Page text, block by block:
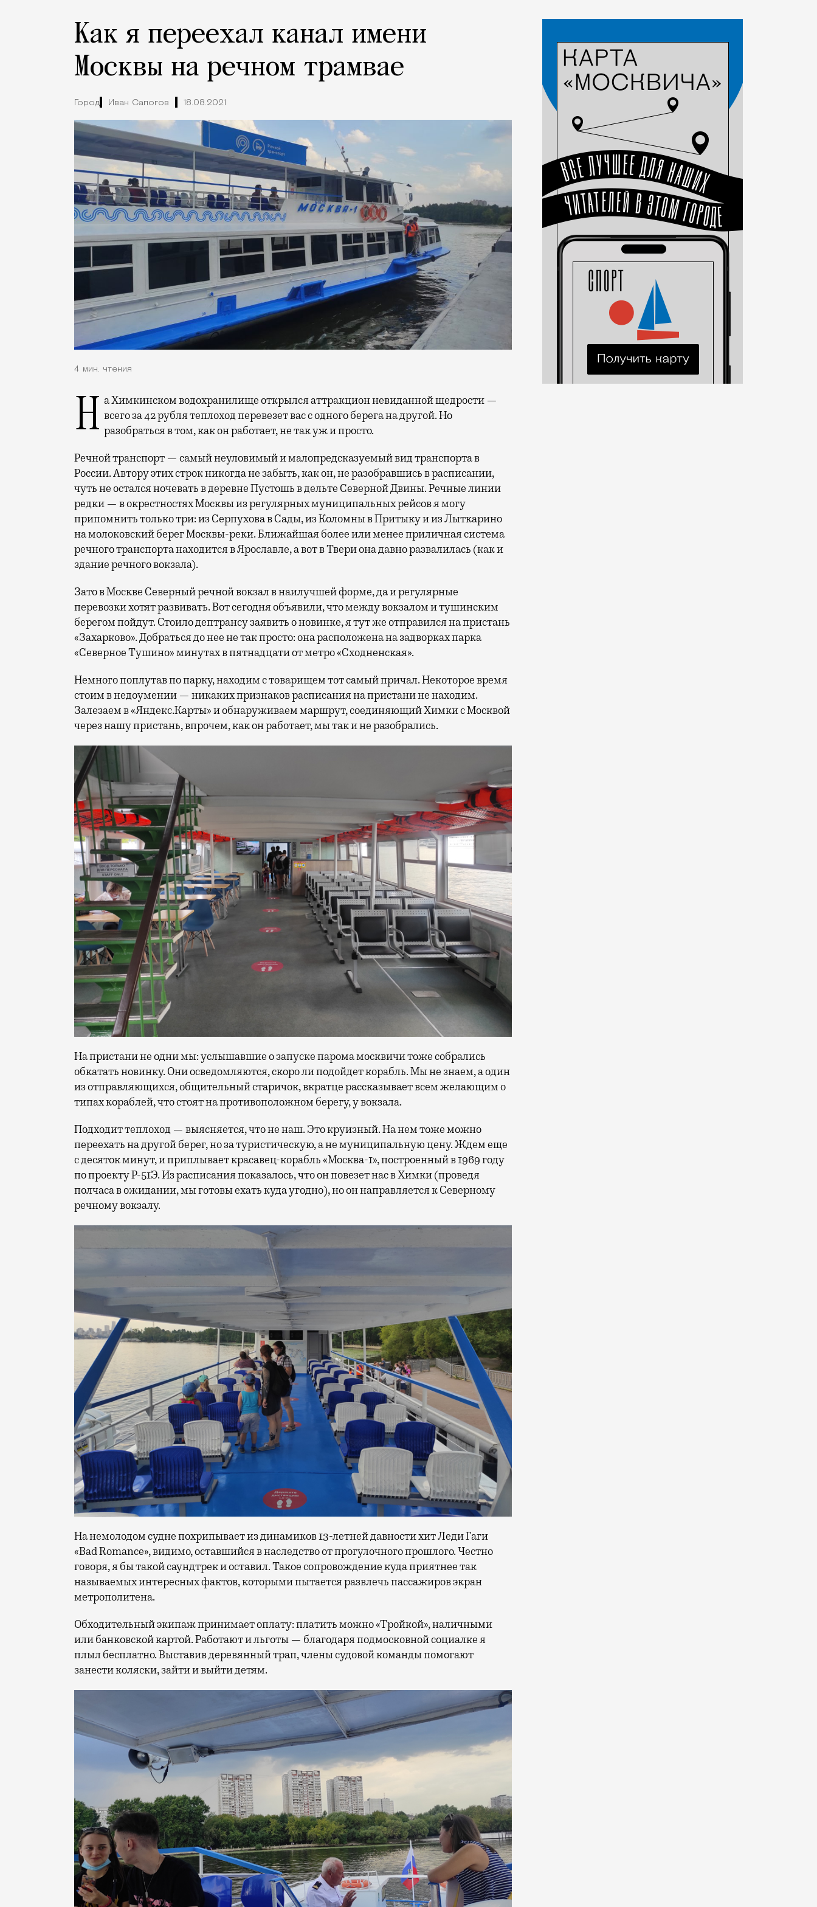
Как я переехал канал имени
Москвы на речном трамвае
Город Иван Сапогов 18.08.2021
4 мин. чтения
На Химкинском водохранилище открылся аттракцион невиданной щедрости — всего за 42 рубля теплоход перевезет вас с одного берега на другой. Но
разобраться в том, как он работает, не так уж и просто.
Речной транспорт — самый неуловимый и малопредсказуемый вид транспорта в
России. Автору этих строк никогда не забыть, как он, не разобравшись в расписании,
чуть не остался ночевать в деревне Пустошь в дельте Северной Двины. Речные линии
редки — в окрестностях Москвы из регулярных муниципальных рейсов я могу
припомнить только три: из Серпухова в Сады, из Коломны в Притыку и из Лыткарино
на молоковский берег Москвы-реки. Ближайшая более или менее приличная система
речного транспорта находится в Ярославле, а вот в Твери она давно развалилась (как и
здание речного вокзала).
Зато в Москве Северный речной вокзал в наилучшей форме, да и регулярные
перевозки хотят развивать. Вот сегодня объявили, что между вокзалом и тушинским
берегом пойдут. Стоило дептрансу заявить о новинке, я тут же отправился на пристань
«Захарково». Добраться до нее не так просто: она расположена на задворках парка
«Северное Тушино» минутах в пятнадцати от метро «Сходненская».
Немного поплутав по парку, находим с товарищем тот самый причал. Некоторое время
стоим в недоумении — никаких признаков расписания на пристани не находим.
Залезаем в «Яндекс.Карты» и обнаруживаем маршрут, соединяющий Химки с Москвой
через нашу пристань, впрочем, как он работает, мы так и не разобрались.
На пристани не одни мы: услышавшие о запуске парома москвичи тоже собрались
обкатать новинку. Они осведомляются, скоро ли подойдет корабль. Мы не знаем, а один
из отправляющихся, общительный старичок, вкратце рассказывает всем желающим о
типах кораблей, что стоят на противоположном берегу, у вокзала.
Подходит теплоход — выясняется, что не наш. Это круизный. На нем тоже можно
переехать на другой берег, но за туристическую, а не муниципальную цену. Ждем еще
с десяток минут, и приплывает красавец-корабль «Москва-1», построенный в 1969 году
по проекту Р-51Э. Из расписания показалось, что он повезет нас в Химки (проведя
полчаса в ожидании, мы готовы ехать куда угодно), но он направляется к Северному
речному вокзалу.
На немолодом судне похрипывает из динамиков 13-летней давности хит Леди Гаги
«Bad Romance», видимо, оставшийся в наследство от прогулочного прошлого. Честно
говоря, я бы такой саундтрек и оставил. Такое сопровождение куда приятнее так
называемых интересных фактов, которыми пытается развлечь пассажиров экран
метрополитена.
Обходительный экипаж принимает оплату: платить можно «Тройкой», наличными
или банковской картой. Работают и льготы — благодаря подмосковной социалке я
плыл бесплатно. Выставив деревянный трап, члены судовой команды помогают
занести коляски, зайти и выйти детям.